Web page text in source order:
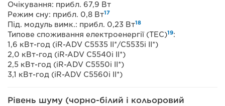
Очікування: прибл. 67,9 Вт
Режим сну: прибл. 0,8 Вт17
Під. модуль вимк.: прибл. 0,23 Вт18
Типове споживання електроенергії (TEC)19:
1,6 кВт-год (iR-ADV C5535 II*/C5535i II*)
2,0 кВт-год (iR-ADV C5540i II*)
2,5 кВт-год (iR-ADV C5550i II*)
3,1 кВт-год (iR-ADV C5560i II*)
Рівень шуму (чорно-білий і кольоровий